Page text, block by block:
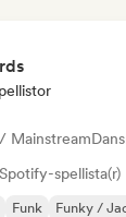
Mainstream
spellista(r)
Funk
Funky /